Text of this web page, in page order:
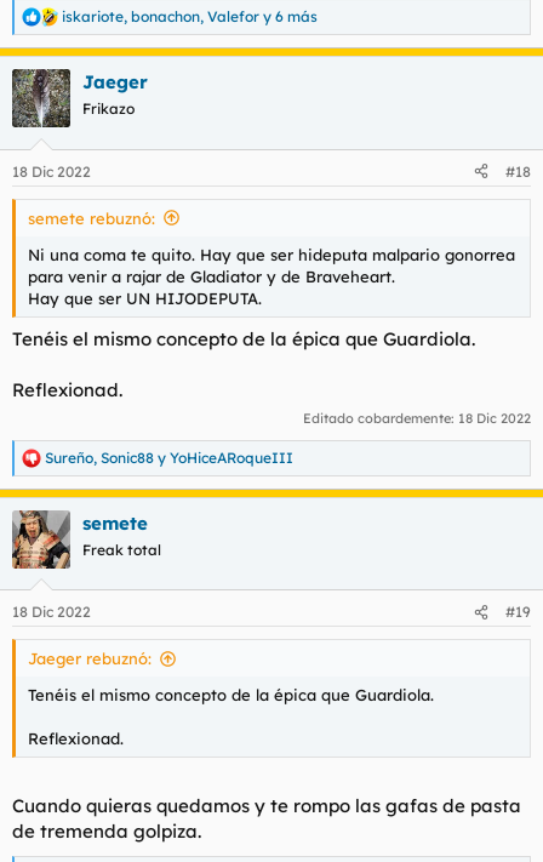
R
e
a
c
c
i
e
s
iskariote, bonachon, Valefor y 6 más
Jaeger
Frikazo
18 Dic 2022 #18
semete rebuznó:
Ni una coma te quito. Hay que ser hideputa malpario gonorrea
para venir a rajar de Gladiator y de Braveheart.
Hay que ser UN HIJODEPUTA.
Tenéis el mismo concepto de la épica que Guardiola.
Reflexionad.
Editado cobardemente: 18 Dic 2022
R
e
a
c
c
i
e
s
Sureño, Sonic88 y YoHiceARoqueIII
semete
Freak total
18 Dic 2022 #19
Jaeger rebuznó:
Tenéis el mismo concepto de la épica que Guardiola.
Reflexionad.
Cuando quieras quedamos y te rompo las gafas de pasta
de tremenda golpiza.